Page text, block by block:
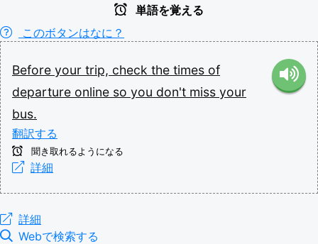
単語を覚える
このボタンはなに？
Before your trip, check the times of
departure online so you don't miss your
bus.
翻訳する
聞き取れるようになる
詳細
詳細
Webで検索する